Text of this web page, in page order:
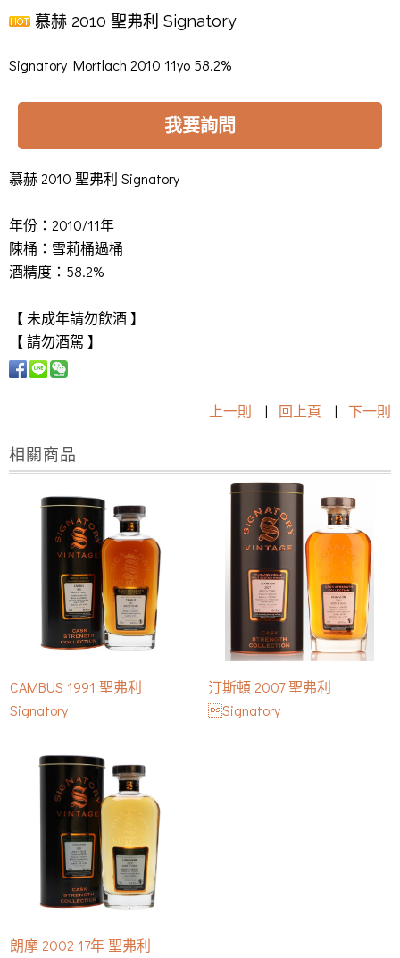
慕赫 2010 聖弗利 Signatory
Signatory Mortlach 2010 11yo 58.2%
我要詢問
慕赫 2010 聖弗利 Signatory
年份：2010/11年
陳桶：雪莉桶過桶
酒精度：58.2%
【 未成年請勿飲酒 】
【 請勿酒駕 】
上一則 | 回上頁 | 下一則
相關商品
CAMBUS 1991 聖弗利
Signatory
汀斯頓 2007 聖弗利
Signatory
朗摩 2002 17年 聖弗利